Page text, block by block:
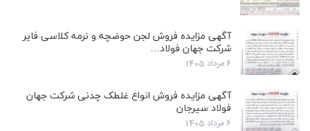
آگهی مزایده فروش لجن حوضچه و نرمه کلاسی فایر
شرکت جهان فولاد…
6 مرداد 1405
آگهی مزایده فروش انواع غلطک چدنی شرکت جهان
فولاد سیرجان
6 مرداد 1405